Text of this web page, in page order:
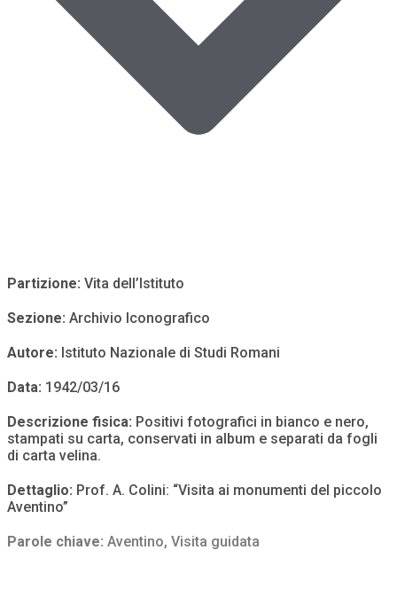
Partizione: Vita dell’Istituto
Sezione: Archivio Iconografico
Autore: Istituto Nazionale di Studi Romani
Data: 1942/03/16
Descrizione fisica: Positivi fotografici in bianco e nero,
stampati su carta, conservati in album e separati da fogli
di carta velina.
Dettaglio: Prof. A. Colini: “Visita ai monumenti del piccolo
Aventino”
Parole chiave: Aventino, Visita guidata